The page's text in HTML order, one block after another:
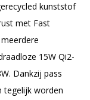
kunststof
met Fast
15W Qi2-
Dankzij pass
tegelijk worden